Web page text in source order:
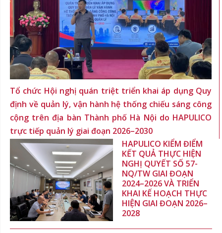
Tổ chức Hội nghị quán triệt triển khai áp dụng Quy
định về quản lý, vận hành hệ thống chiếu sáng công
cộng trên địa bàn Thành phố Hà Nội do HAPULICO
trực tiếp quản lý giai đoạn 2026–2030
HAPULICO KIỂM ĐIỂM
KẾT QUẢ THỰC HIỆN
NGHỊ QUYẾT SỐ 57-
NQ/TW GIAI ĐOẠN
2024–2026 VÀ TRIỂN
KHAI KẾ HOẠCH THỰC
HIỆN GIAI ĐOẠN 2026–
2028